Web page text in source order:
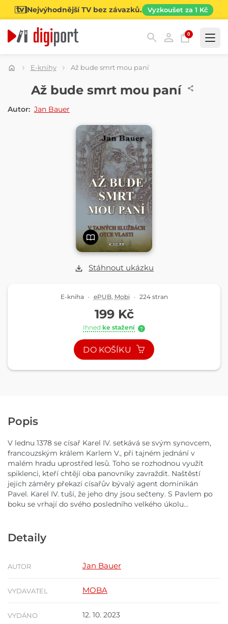
Nejvýhodnější TV bez závazků. Vyzkoušet za 1 Kč
0
Kategorie
E-knihy Až bude smrt mou paní
Stáhnout ukázku
E-KNIHAAž bude smrt mou paní
Autor: Jan Bauer
E-kniha · ePUB, Mobi · 224 stran
199 Kč
Ihned ke stažení ?
DO KOŠÍKU
Popis
V lednu 1378 se císař Karel IV. setkává se svým synovcem,
francouzským králem Karlem V., při tajném jednání v
malém hradu uprostřed lesů. Toho se rozhodnou využít
spiklenci, kteří chtějí oba panovníky zavraždit. Naštěstí
jejich záměry překazí císařův bývalý agent dominikán
Pavel. Karel IV. tuší, že jeho dny jsou sečteny. S Pavlem po
boku se vrhají do svého posledního velkého úkolu...
Detaily
AUTOR Jan Bauer
VYDAVATEL MOBA
VYDÁNO 12. 10. 2023